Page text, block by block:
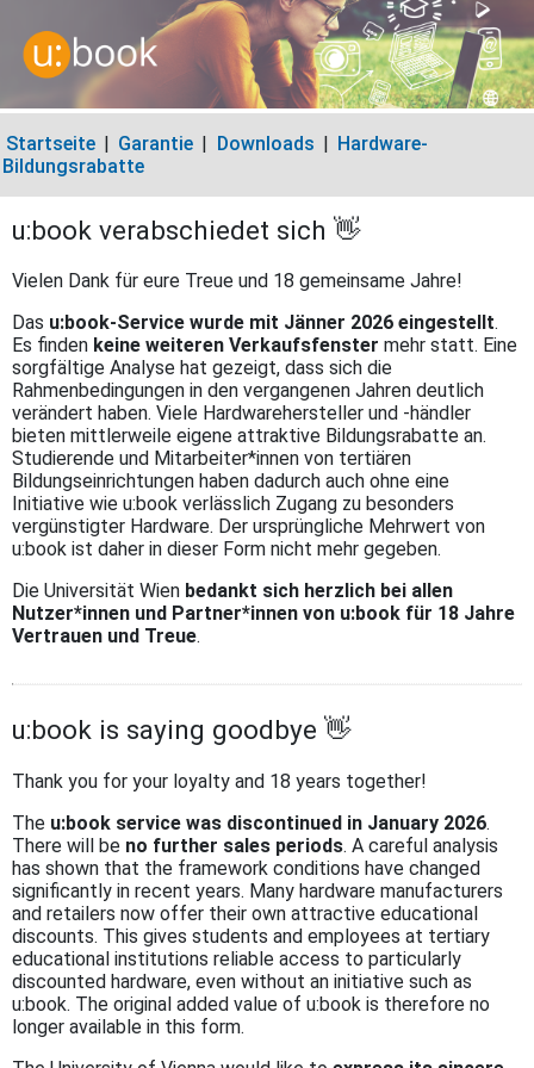
Startseite | Garantie | Downloads | Hardware-
Bildungsrabatte
u:book verabschiedet sich 👋
Vielen Dank für eure Treue und 18 gemeinsame Jahre!
Das u:book-Service wurde mit Jänner 2026 eingestellt.
Es finden keine weiteren Verkaufsfenster mehr statt. Eine
sorgfältige Analyse hat gezeigt, dass sich die
Rahmenbedingungen in den vergangenen Jahren deutlich
verändert haben. Viele Hardwarehersteller und -händler
bieten mittlerweile eigene attraktive Bildungsrabatte an.
Studierende und Mitarbeiter*innen von tertiären
Bildungseinrichtungen haben dadurch auch ohne eine
Initiative wie u:book verlässlich Zugang zu besonders
vergünstigter Hardware. Der ursprüngliche Mehrwert von
u:book ist daher in dieser Form nicht mehr gegeben.
Die Universität Wien bedankt sich herzlich bei allen
Nutzer*innen und Partner*innen von u:book für 18 Jahre
Vertrauen und Treue.
u:book is saying goodbye 👋
Thank you for your loyalty and 18 years together!
The u:book service was discontinued in January 2026.
There will be no further sales periods. A careful analysis
has shown that the framework conditions have changed
significantly in recent years. Many hardware manufacturers
and retailers now offer their own attractive educational
discounts. This gives students and employees at tertiary
educational institutions reliable access to particularly
discounted hardware, even without an initiative such as
u:book. The original added value of u:book is therefore no
longer available in this form.